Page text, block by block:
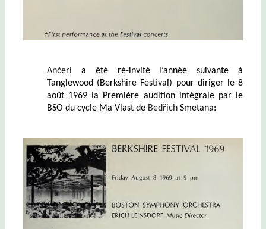
Ančerl a été ré-invité l’année suivante à
Tanglewood (Berkshire Festival) pour diriger le 8
août 1969 la Première audition intégrale par le
BSO du cycle Ma Vlast de Bedřich Smetana: